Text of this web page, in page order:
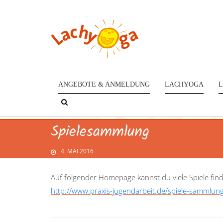
ANGEBOTE & ANMELDUNG LACHYOGA
Spielesammlung
4. MAI 2016
Auf folgender Homepage kannst du viele Spiele
http://www.praxis-jugendarbeit.de/spiele-